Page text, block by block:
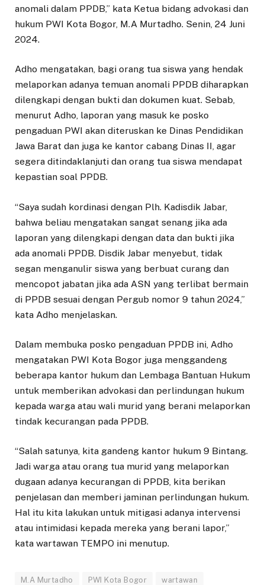
anomali dalam PPDB,” kata Ketua bidang advokasi dan
hukum PWI Kota Bogor, M.A Murtadho. Senin, 24 Juni
2024.
Adho mengatakan, bagi orang tua siswa yang hendak
melaporkan adanya temuan anomali PPDB diharapkan
dilengkapi dengan bukti dan dokumen kuat. Sebab,
menurut Adho, laporan yang masuk ke posko
pengaduan PWI akan diteruskan ke Dinas Pendidikan
Jawa Barat dan juga ke kantor cabang Dinas II, agar
segera ditindaklanjuti dan orang tua siswa mendapat
kepastian soal PPDB.
“Saya sudah kordinasi dengan Plh. Kadisdik Jabar,
bahwa beliau mengatakan sangat senang jika ada
laporan yang dilengkapi dengan data dan bukti jika
ada anomali PPDB. Disdik Jabar menyebut, tidak
segan menganulir siswa yang berbuat curang dan
mencopot jabatan jika ada ASN yang terlibat bermain
di PPDB sesuai dengan Pergub nomor 9 tahun 2024,”
kata Adho menjelaskan.
Dalam membuka posko pengaduan PPDB ini, Adho
mengatakan PWI Kota Bogor juga menggandeng
beberapa kantor hukum dan Lembaga Bantuan Hukum
untuk memberikan advokasi dan perlindungan hukum
kepada warga atau wali murid yang berani melaporkan
tindak kecurangan pada PPDB.
“Salah satunya, kita gandeng kantor hukum 9 Bintang.
Jadi warga atau orang tua murid yang melaporkan
dugaan adanya kecurangan di PPDB, kita berikan
penjelasan dan memberi jaminan perlindungan hukum.
Hal itu kita lakukan untuk mitigasi adanya intervensi
atau intimidasi kepada mereka yang berani lapor,”
kata wartawan TEMPO ini menutup.
M.A Murtadho PWI Kota Bogor wartawan